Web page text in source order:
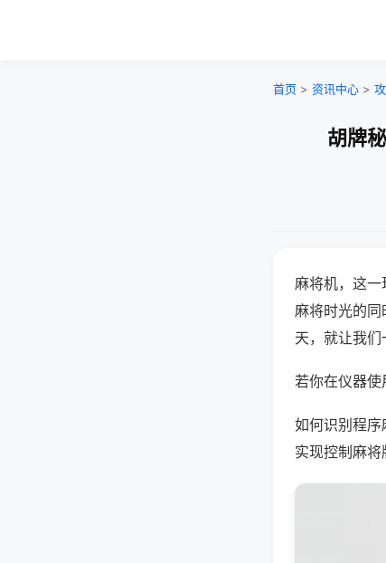
首页 > 资讯中心 >
胡牌
麻将机，这
麻将时光的
天，就让我们
若你在仪器使
如何识别程
实现控制麻将